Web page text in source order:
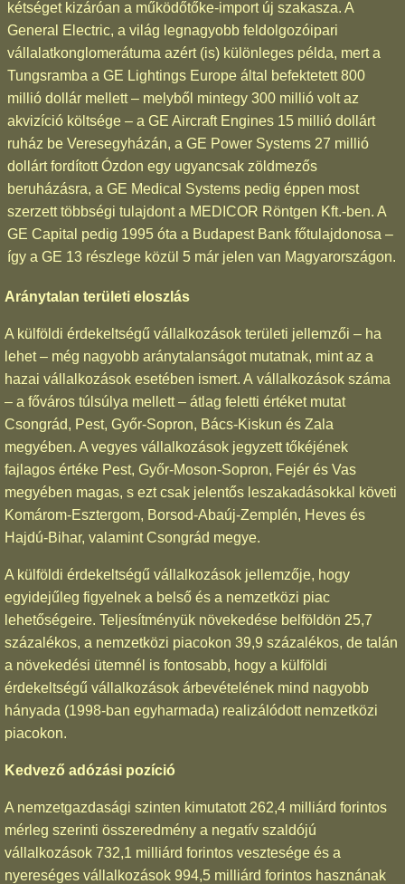
kétséget kizáróan a működőtőke-import új szakasza. A
General Electric, a világ legnagyobb feldolgozóipari
vállalatkonglomerátuma azért (is) különleges példa, mert a
Tungsramba a GE Lightings Europe által befektetett 800
millió dollár mellett – melyből mintegy 300 millió volt az
akvizíció költsége – a GE Aircraft Engines 15 millió dollárt
ruház be Veresegyházán, a GE Power Systems 27 millió
dollárt fordított Ózdon egy ugyancsak zöldmezős
beruházásra, a GE Medical Systems pedig éppen most
szerzett többségi tulajdont a MEDICOR Röntgen Kft.-ben. A
GE Capital pedig 1995 óta a Budapest Bank főtulajdonosa –
így a GE 13 részlege közül 5 már jelen van Magyarországon.
Aránytalan területi eloszlás
A külföldi érdekeltségű vállalkozások területi jellemzői – ha
lehet – még nagyobb aránytalanságot mutatnak, mint az a
hazai vállalkozások esetében ismert. A vállalkozások száma
– a főváros túlsúlya mellett – átlag feletti értéket mutat
Csongrád, Pest, Győr-Sopron, Bács-Kiskun és Zala
megyében. A vegyes vállalkozások jegyzett tőkéjének
fajlagos értéke Pest, Győr-Moson-Sopron, Fejér és Vas
megyében magas, s ezt csak jelentős leszakadásokkal követi
Komárom-Esztergom, Borsod-Abaúj-Zemplén, Heves és
Hajdú-Bihar, valamint Csongrád megye.
A külföldi érdekeltségű vállalkozások jellemzője, hogy
egyidejűleg figyelnek a belső és a nemzetközi piac
lehetőségeire. Teljesítményük növekedése belföldön 25,7
százalékos, a nemzetközi piacokon 39,9 százalékos, de talán
a növekedési ütemnél is fontosabb, hogy a külföldi
érdekeltségű vállalkozások árbevételének mind nagyobb
hányada (1998-ban egyharmada) realizálódott nemzetközi
piacokon.
Kedvező adózási pozíció
A nemzetgazdasági szinten kimutatott 262,4 milliárd forintos
mérleg szerinti összeredmény a negatív szaldójú
vállalkozások 732,1 milliárd forintos vesztesége és a
nyereséges vállalkozások 994,5 milliárd forintos hasznának